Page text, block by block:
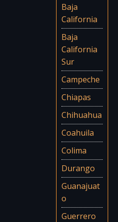
Baja
California
Baja
California
Sur
Campeche
Chiapas
Chihuahua
Coahuila
Colima
Durango
Guanajuat
o
Guerrero